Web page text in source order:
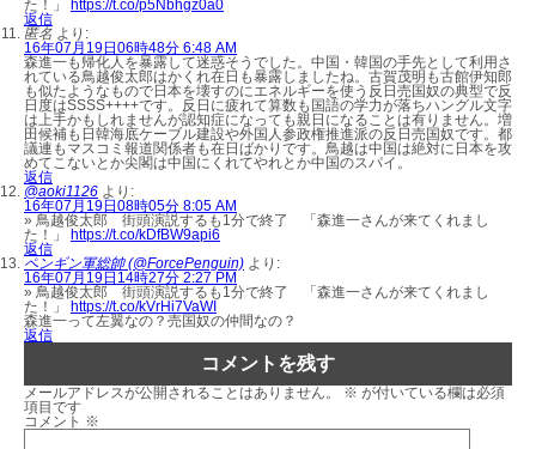
た！」 https://t.co/p5Nbhgz0a0
返信
匿名 より:
16年07月19日06時48分 6:48 AM
森進一も帰化人を暴露して迷惑そうでした。中国・韓国の手先として利用さ
れている鳥越俊太郎はかくれ在日も暴露しましたね。古賀茂明も古館伊知郎
も似たようなもので日本を壊すのにエネルギーを使う反日売国奴の典型で反
日度はSSSS++++です。反日に疲れて算数も国語の学力が落ちハングル文字
は上手かもしれませんが認知症になっても親日になることは有りません。増
田候補も日韓海底ケーブル建設や外国人参政権推進派の反日売国奴です。都
議連もマスコミ報道関係者も在日ばかりです。鳥越は中国は絶対に日本を攻
めてこないとか尖閣は中国にくれてやれとか中国のスパイ。
返信
@aoki1126 より:
16年07月19日08時05分 8:05 AM
» 鳥越俊太郎 街頭演説するも1分で終了 「森進一さんが来てくれまし
た！」 https://t.co/kDfBW9api6
返信
ペンギン軍総帥 (@ForcePenguin) より:
16年07月19日14時27分 2:27 PM
» 鳥越俊太郎 街頭演説するも1分で終了 「森進一さんが来てくれまし
た！」 https://t.co/kVrHi7VaWI
森進一って左翼なの？売国奴の仲間なの？
返信
コメントを残す
メールアドレスが公開されることはありません。 ※ が付いている欄は必須
項目です
コメント ※